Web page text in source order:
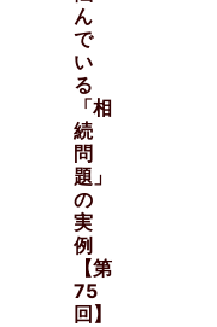
ん
で
い
る
「相
続
問
題」
の
実
例
【第
75
回】